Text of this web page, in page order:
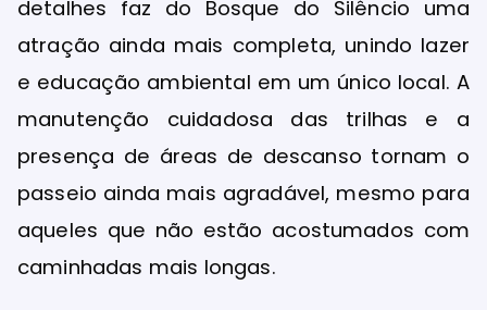
detalhes faz do Bosque do Silêncio uma
atração ainda mais completa, unindo lazer
e educação ambiental em um único local. A
manutenção cuidadosa das trilhas e a
presença de áreas de descanso tornam o
passeio ainda mais agradável, mesmo para
aqueles que não estão acostumados com
caminhadas mais longas.